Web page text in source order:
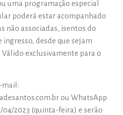
uma programação especial
poderá estar acompanhado
não associadas, isentos do
desde que sejam
exclusivamente para o
mail:
ou WhatsApp
04/2023 (quinta-feira) e serão